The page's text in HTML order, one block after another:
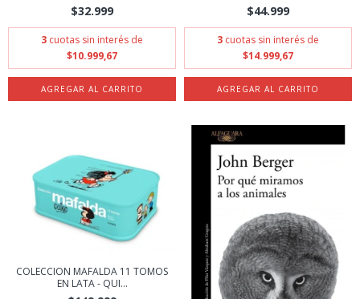
$32.999
3 cuotas sin interés de
$10.999,67
$44.999
3 cuotas sin interés de
$14.999,67
COLECCION MAFALDA 11 TOMOS
EN LATA - QUI...